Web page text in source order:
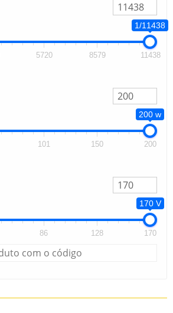
1/11438
5720 8579 11438
200 w
101 150 200
170 V
86 128 170